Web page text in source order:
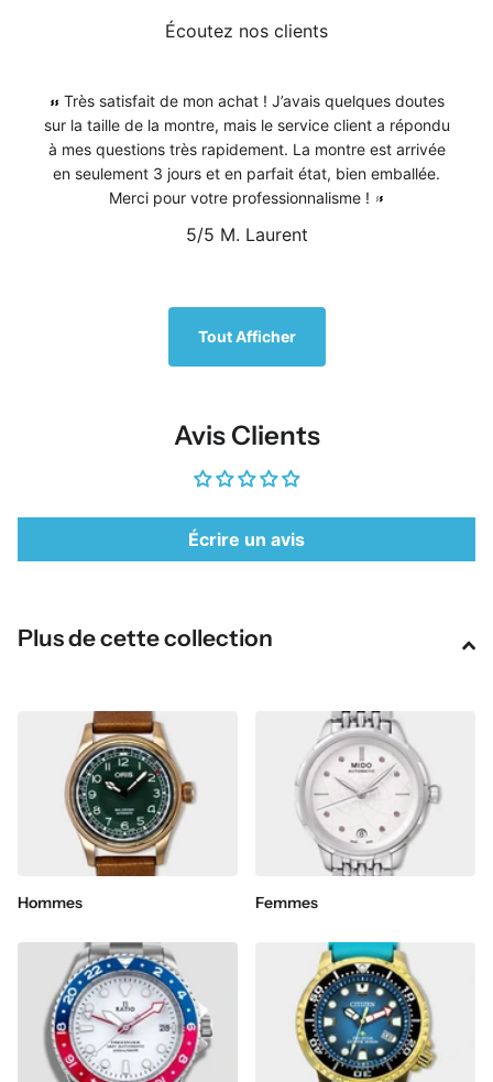
Écoutez nos clients
Très satisfait de mon achat ! J’avais quelques doutes
sur la taille de la montre, mais le service client a répondu
à mes questions très rapidement. La montre est arrivée
en seulement 3 jours et en parfait état, bien emballée.
Merci pour votre professionnalisme !
5/5 M. Laurent
Tout Afficher
Avis Clients
Écrire un avis
Plus de cette collection
Hommes Femmes